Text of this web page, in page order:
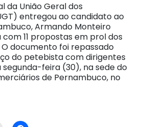
da União Geral dos
entregou ao candidato ao
Armando Monteiro
11 propostas em prol dos
documento foi repassado
do petebista com dirigentes
segunda-feira (30), na sede do
de Pernambuco, no